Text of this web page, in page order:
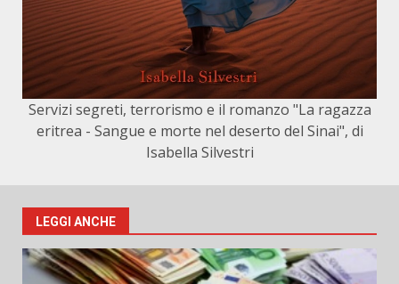
Servizi segreti, terrorismo e il romanzo "La ragazza
eritrea - Sangue e morte nel deserto del Sinai", di
Isabella Silvestri
LEGGI ANCHE